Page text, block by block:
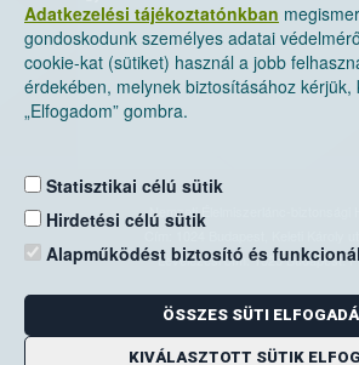
Adatkezelési tájékoztatónkban
gondoskodunk személyes adatai
cookie-kat (sütiket) használ a jobb
érdekében, melynek biztosításához kérjük,
„Elfogadom” gombra.
Statisztikai célú sütik
Hirdetési célú sütik
Alapműködést biztosító és
ÖSSZES SÜTI
KIVÁLASZTOTT SÜTIK
Nemzeti Élelmiszerlánc-biztonsági
Levelezési cím: 1525 Budapest.
E-mail:
Zöld szám: 06-80/263-244